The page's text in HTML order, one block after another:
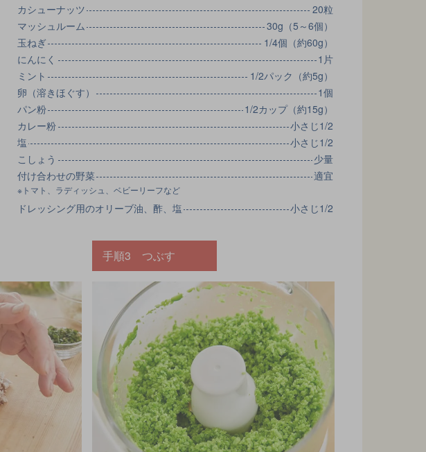
カシューナッツ
20粒
マッシュルーム
30g（5～6個）
玉ねぎ
1/4個（約60g）
にんにく
1片
ミント
1/2パック（約5g）
卵（溶きほぐす）
1個
パン粉
1/2カップ（約15g）
カレー粉
小さじ1/2
塩
小さじ1/2
こしょう
少量
付け合わせの野菜
適宜
※トマト、ラディッシュ、ベビーリーフなど
ドレッシング用のオリーブ油、酢、塩 小さじ1/2
手順3 つぶす